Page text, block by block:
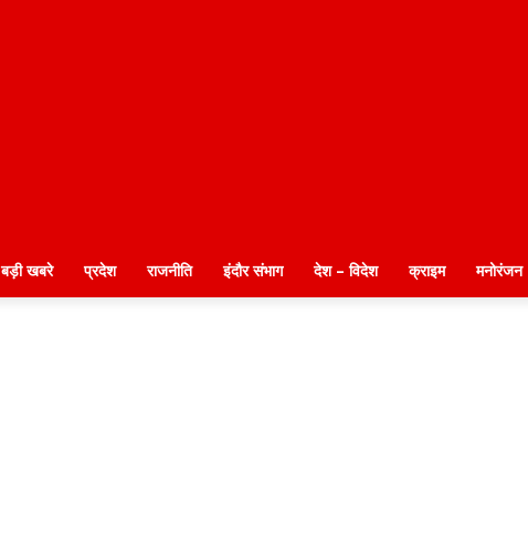
बड़ी खबरे प्रदेश राजनीति इंदौर संभाग देश – विदेश क्राइम मनोरंजन